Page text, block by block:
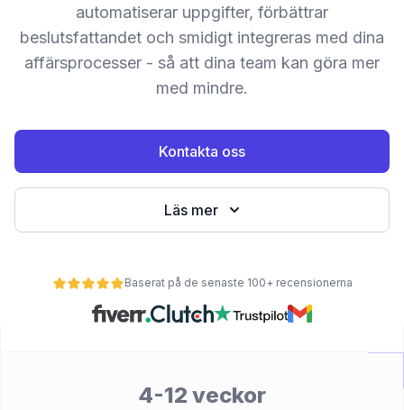
automatiserar uppgifter, förbättrar
beslutsfattandet och smidigt integreras med dina
affärsprocesser - så att dina team kan göra mer
med mindre.
Kontakta oss
Läs mer
Baserat på de senaste 100+ recensionerna
4-12 veckor